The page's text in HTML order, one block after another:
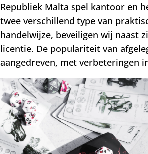
Republiek Malta spel kantoor en
twee verschillend type van
handelwijze, beveiligen wij naast
licentie. De populariteit van
aangedreven, met verbeteringen